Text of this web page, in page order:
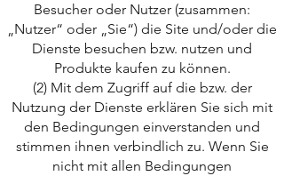
Besucher oder Nutzer (zusammen:
„Nutzer“ oder „Sie“) die Site und/oder die
Dienste besuchen bzw. nutzen und
Produkte kaufen zu können.
(2) Mit dem Zugriff auf die bzw. der
Nutzung der Dienste erklären Sie sich mit
den Bedingungen einverstanden und
stimmen ihnen verbindlich zu. Wenn Sie
nicht mit allen Bedingungen